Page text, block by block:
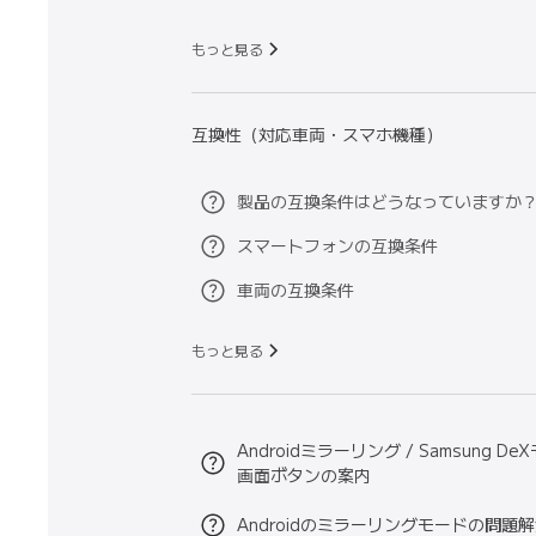
もっと見る
互換性（対応車両・スマホ機種）
製品の互換条件はどうなっていますか？
スマートフォンの互換条件
車両の互換条件
もっと見る
Androidミラーリング / Samsung DeX
画面ボタンの案内
Androidのミラーリングモードの問題